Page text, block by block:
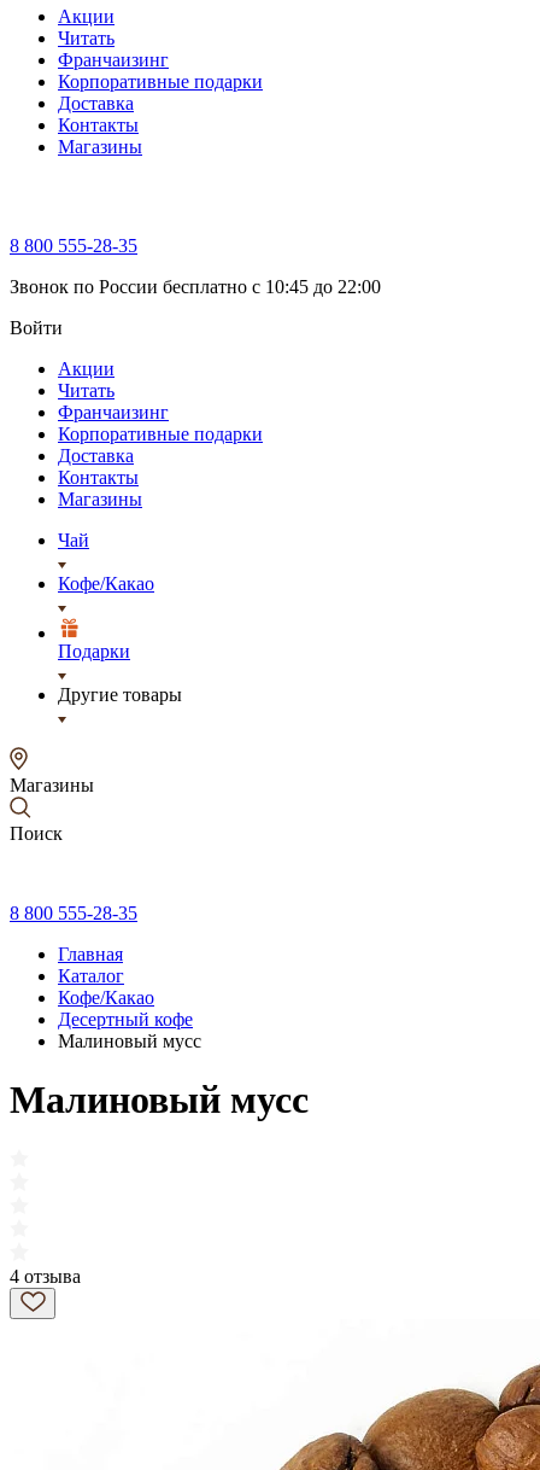
Акции
Читать
Франчаизинг
Корпоративные подарки
Доставка
Контакты
Магазины
8 800 555-28-35
Звонок по России бесплатно c 10:45 до 22:00
Войти
Акции
Читать
Франчаизинг
Корпоративные подарки
Доставка
Контакты
Магазины
Чай
Кофе/Какао
Подарки
Другие товары
Магазины
Поиск
8 800 555-28-35
Главная
Каталог
Кофе/Какао
Десертный кофе
Малиновый мусс
Малиновый мусс
4 отзыва